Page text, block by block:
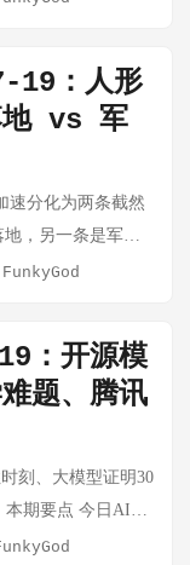
力。工信部公布
人单价已从2023年
中型人形机器人限
。 IPO大潮已
器人核心企业进入
市审核。2026年
。 8月更大舞台：
区启幕，预计150
科、东方财富网、
包括 Agent 长时间
考：当 AI Agent
对齐"问题不再是静
。长时域推理能力
文章代表了
具。 思考：谁定
OpenAI 率先推出
份认证。但这类
Science 正式发布
科学家的 AI 工作
生成等专项能
立体复杂空间，
外走向围墙内"路
，2027年百台级，
登顶
位 | 时间：2026-
务Agent以94%以
Opus 4.8-
PinchBench 由 Kilo
道"。当前版本包
分析、代码开发、
代，框架工程能力
影响分析 短期：双
认知的空白，机械
部署计划意味着
19：人形
地 vs 军
速分化为两条截然
，另一条是军事
2026年的人形机
FunkyGod
：开源模
题、腾讯
刻、大模型证明30
本期要点 今日AI行
国模型首次在编